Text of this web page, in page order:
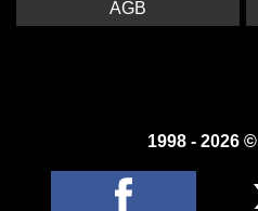
1998 - 2026 ©
AGB